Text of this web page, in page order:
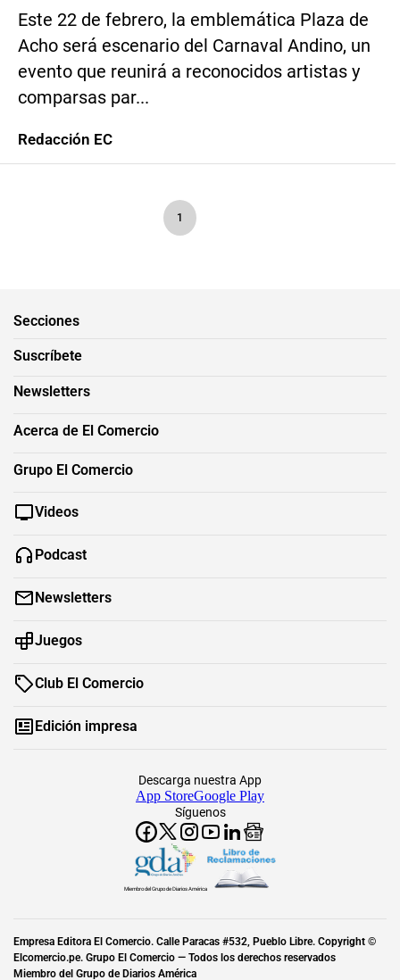
Este 22 de febrero, la emblemática Plaza de
Acho será escenario del Carnaval Andino, un
evento que reunirá a reconocidos artistas y
comparsas par...
Redacción EC
1
Secciones
Suscríbete
Newsletters
Acerca de El Comercio
Grupo El Comercio
Videos
Podcast
Newsletters
Juegos
Club El Comercio
Edición impresa
Síguenos
Descarga nuestra App
App StoreGoogle Play
Miembro del Grupo de Diarios América
Empresa Editora El Comercio. Calle Paracas #532, Pueblo Libre. Copyright ©
Elcomercio.pe. Grupo El Comercio — Todos los derechos reservados
Miembro del Grupo de Diarios América